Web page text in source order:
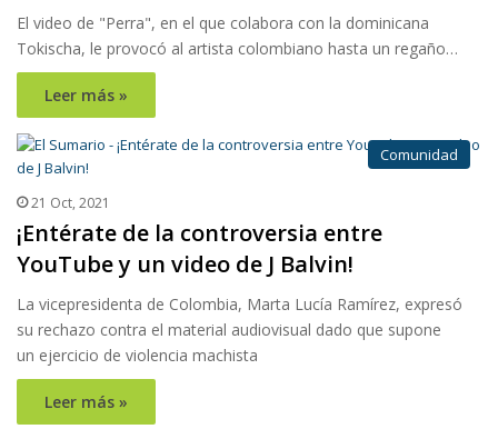
El video de "Perra", en el que colabora con la dominicana
Tokischa, le provocó al artista colombiano hasta un regaño…
Leer más »
Comunidad
21 Oct, 2021
¡Entérate de la controversia entre
YouTube y un video de J Balvin!
La vicepresidenta de Colombia, Marta Lucía Ramírez, expresó
su rechazo contra el material audiovisual dado que supone
un ejercicio de violencia machista
Leer más »